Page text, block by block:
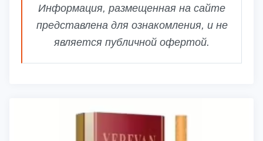
Информация, размещенная на сайте
представлена для ознакомления, и не
является публичной офертой.